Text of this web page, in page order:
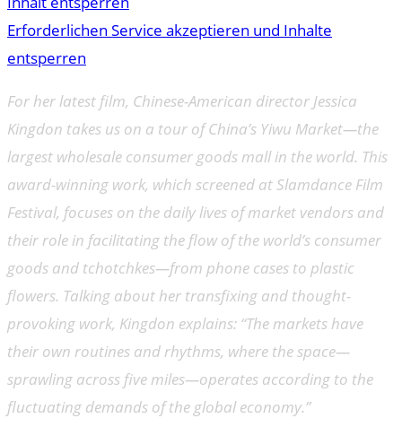
Erforderlichen Service akzeptieren und Inhalte
entsperren
For her latest film, Chinese-American director Jessica
Kingdon takes us on a tour of China’s Yiwu Market—the
largest wholesale consumer goods mall in the world. This
award-winning work, which screened at Slamdance Film
Festival, focuses on the daily lives of market vendors and
their role in facilitating the flow of the world’s consumer
goods and tchotchkes—from phone cases to plastic
flowers. Talking about her transfixing and thought-
provoking work, Kingdon explains: “The markets have
their own routines and rhythms, where the space—
sprawling across five miles—operates according to the
fluctuating demands of the global economy.”